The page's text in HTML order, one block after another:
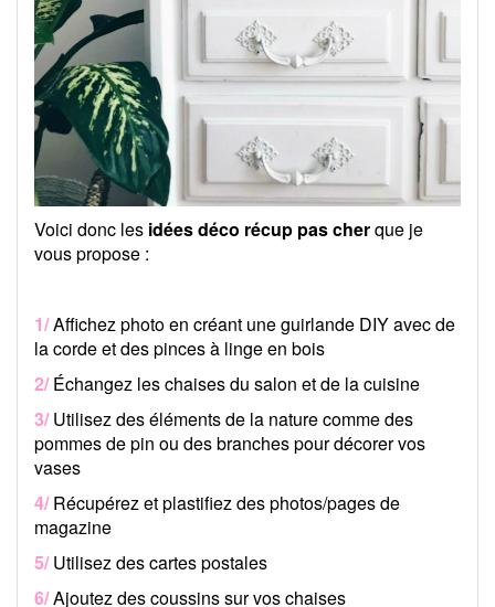
Voici donc les idées déco récup pas cherque je
vous propose :
1/Affichez photo en créant une guirlande DIY avec de
la corde et des pinces à linge en bois
2/Échangez les chaises du salon et de la cuisine
3/Utilisez des éléments de la nature comme des
pommes de pin ou des branches pour décorer vos
vases
4/Récupérez et plastifiez des photos/pages de
magazine
5/Utilisez des cartes postales
6/Ajoutez des coussins sur vos chaises